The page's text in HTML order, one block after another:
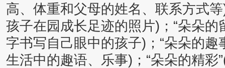
高、体重和父母的姓名、联系方式
孩子在园成长足迹的照片)；“朵朵的
字书写自己眼中的孩子)；“朵朵的趣
生活中的趣语、乐事)；“朵朵的精彩